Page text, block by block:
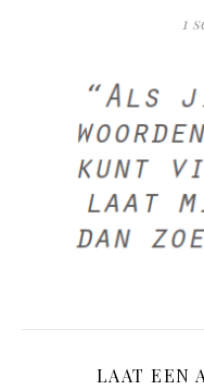
1
LAAT EEN